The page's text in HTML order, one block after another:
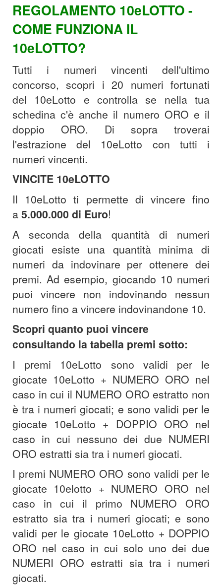
REGOLAMENTO 10eLOTTO -
COME FUNZIONA IL
10eLOTTO?
Tutti i numeri vincenti dell'ultimo
concorso, scopri i 20 numeri fortunati
del 10eLotto e controlla se nella tua
schedina c'è anche il numero ORO e il
doppio ORO. Di sopra troverai
l'estrazione del 10eLotto con tutti i
numeri vincenti.
VINCITE 10eLOTTO
Il 10eLotto ti permette di vincere fino
a 5.000.000 di Euro!
A seconda della quantità di numeri
giocati esiste una quantità minima di
numeri da indovinare per ottenere dei
premi. Ad esempio, giocando 10 numeri
puoi vincere non indovinando nessun
numero fino a vincere indovinandone 10.
Scopri quanto puoi vincere
consultando la tabella premi sotto:
I premi 10eLotto sono validi per le
giocate 10eLotto + NUMERO ORO nel
caso in cui il NUMERO ORO estratto non
è tra i numeri giocati; e sono validi per le
giocate 10eLotto + DOPPIO ORO nel
caso in cui nessuno dei due NUMERI
ORO estratti sia tra i numeri giocati.
I premi NUMERO ORO sono validi per le
giocate 10elotto + NUMERO ORO nel
caso in cui il primo NUMERO ORO
estratto sia tra i numeri giocati; e sono
validi per le giocate 10eLotto + DOPPIO
ORO nel caso in cui solo uno dei due
NUMERI ORO estratti sia tra i numeri
giocati.